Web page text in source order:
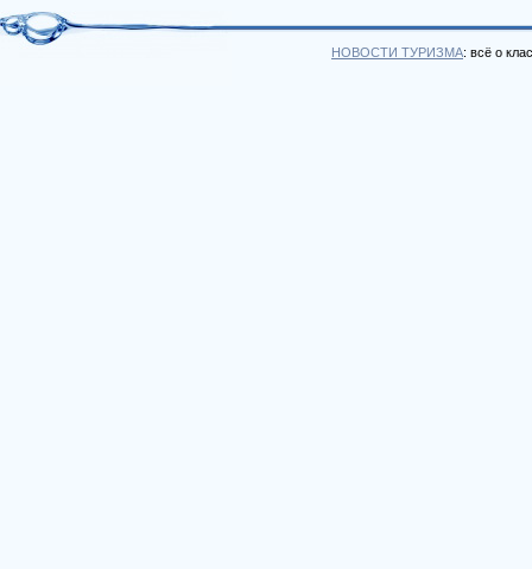
НОВОСТИ ТУРИЗМА: всё о